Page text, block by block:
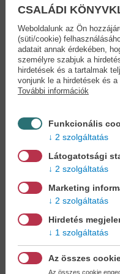
zárkózottabb lett, és valamit
keresztezik egymást,
a bosszúvágy hajtja, a
családját. Kate Morton,
rajongóinak kötelező
áll a szereplők mellett, érzi
hangját, látja a napfényben
Views „Két bátor nő. Két
Alexandra mesterien szövi
feszültséggel és
Belinda Alexandra
bestsellerszerző. Könyvei
ausztrál származása és
biztosít írásainak. Sydney-
állatvédelemben.
Adatok
CSALÁDI
Weboldalunk az Ön
(süti/cookie)
adatait annak érdekében,
személyre szabjuk a
hirdetések és a tartalmak
vonjunk le a hirdetések és
További információk
Funkcionális
2 szolgáltatás
Látogatotsági
2 szolgáltatás
Marketing
2 szolgáltatás
Hirdetés
1 szolgáltatás
Az összes
Az összes cookie